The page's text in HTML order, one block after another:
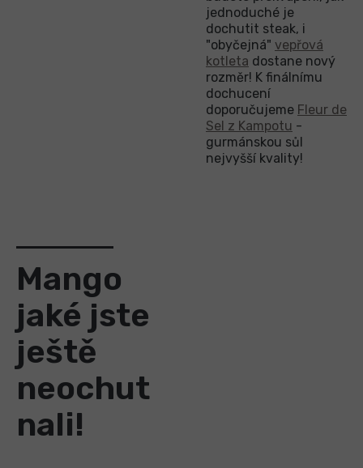
jednoduché je
dochutit steak, i
"obyčejná" vepřová
kotleta dostane nový
rozměr! K finálnímu
dochucení
doporučujeme Fleur de
Sel z Kampotu -
gurmánskou sůl
nejvyšší kvality!
Mango
jaké jste
ještě
neochut
nali!